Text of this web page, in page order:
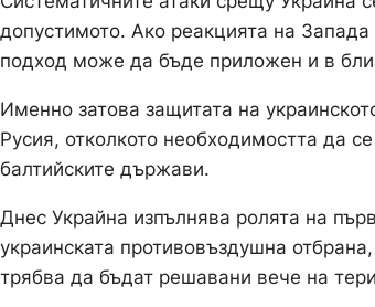
допустимото. Ако реакцията на
подход може да бъде приложен и в
Именно затова защитата на
Русия, отколкото необходимостта да
балтийските държави.
Днес Украйна изпълнява ролята на
украинската противовъздушна
трябва да бъдат решавани вече на